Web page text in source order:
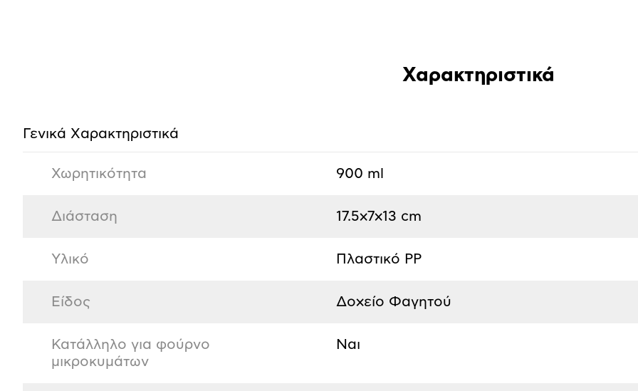
Χαρακτηριστικά
Γενικά Xαρακτηριστικά
Χωρητικότητα 900 ml
Διάσταση 17.5x7x13 cm
Υλικό Πλαστικό PP
Είδος Δοχείο Φαγητού
Κατάλληλο για φούρνο
μικροκυμάτων
Ναι